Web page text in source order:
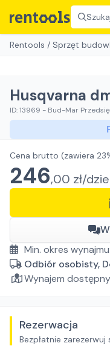
Rentools / Sprzęt
Husqvarna
ID:13969 - Bud-Mar
Cena brutto (zawiera
246,00 zł/
Min. okres wynajmu:
Odbiór osobisty,
Wynajem
Rezerwacja
Bezpłatnie zarezerwuj